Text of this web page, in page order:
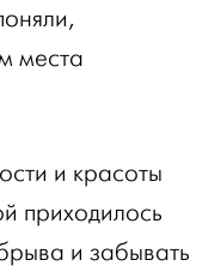
места
и красоты
приходилось
и забывать